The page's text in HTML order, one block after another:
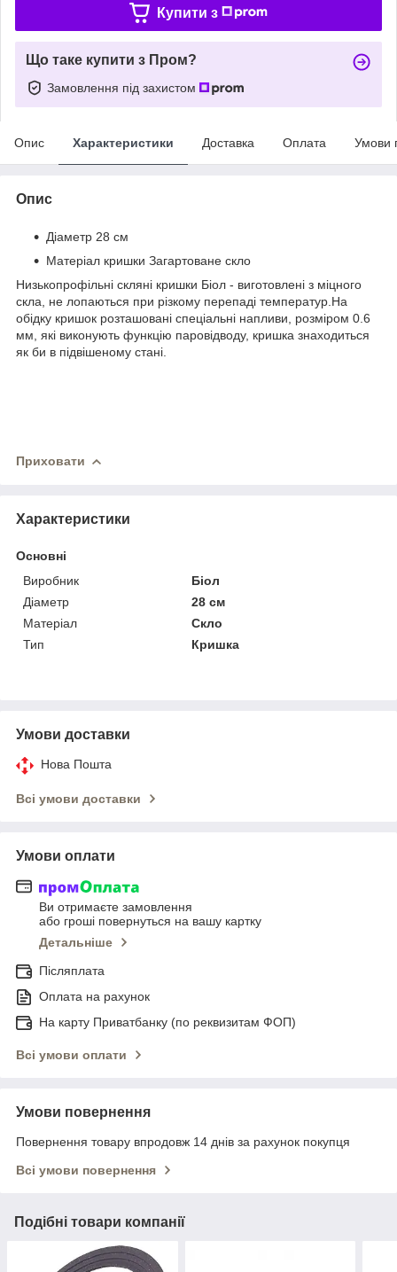
Купити з
Що таке купити з Пром?
Замовлення під захистом
Опис Характеристики Доставка Оплата Умови
Опис
Діаметр 28 см
Матеріал кришки Загартоване скло
Низькопрофільні скляні кришки Біол - виготовлені з міцного
скла, не лопаються при різкому перепаді температур.На
обідку кришок розташовані спеціальні напливи, розміром 0.6
мм, які виконують функцію паровідводу, кришка знаходиться
як би в підвішеному стані.
Приховати
Характеристики
Основні
Виробник
Біол
Діаметр
28 см
Матеріал
Скло
Тип
Кришка
Умови доставки
Нова Пошта
Всі умови доставки
Умови оплати
Ви отримаєте замовлення
або гроші повернуться на вашу картку
Детальніше
Післяплата
Оплата на рахунок
На карту Приватбанку (по реквизитам ФОП)
Всі умови оплати
Умови повернення
Повернення товару впродовж 14 днів за рахунок покупця
Всі умови повернення
Подібні товари компанії